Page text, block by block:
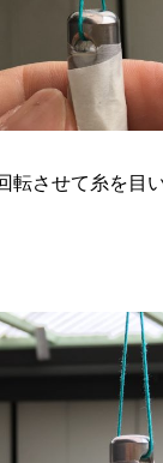
転させて糸を目